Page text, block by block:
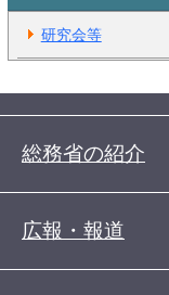
研究会等
総務省の紹介
広報・報道